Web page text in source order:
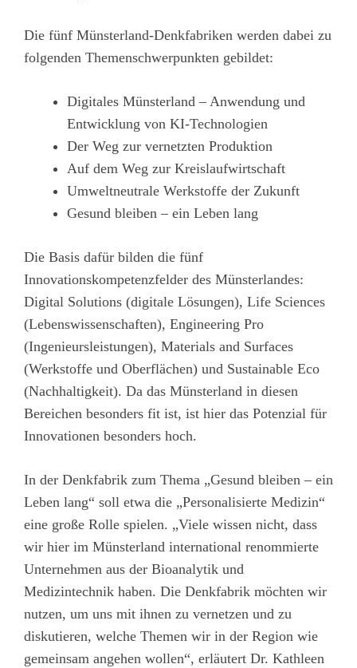
Die fünf Münsterland-Denkfabriken werden dabei zu
folgenden Themenschwerpunkten gebildet:
Digitales Münsterland – Anwendung und
Entwicklung von KI-Technologien
Der Weg zur vernetzten Produktion
Auf dem Weg zur Kreislaufwirtschaft
Umweltneutrale Werkstoffe der Zukunft
Gesund bleiben – ein Leben lang
Die Basis dafür bilden die fünf
Innovationskompetenzfelder des Münsterlandes:
Digital Solutions (digitale Lösungen), Life Sciences
(Lebenswissenschaften), Engineering Pro
(Ingenieursleistungen), Materials and Surfaces
(Werkstoffe und Oberflächen) und Sustainable Eco
(Nachhaltigkeit). Da das Münsterland in diesen
Bereichen besonders fit ist, ist hier das Potenzial für
Innovationen besonders hoch.
In der Denkfabrik zum Thema „Gesund bleiben – ein
Leben lang“ soll etwa die „Personalisierte Medizin“
eine große Rolle spielen. „Viele wissen nicht, dass
wir hier im Münsterland international renommierte
Unternehmen aus der Bioanalytik und
Medizintechnik haben. Die Denkfabrik möchten wir
nutzen, um uns mit ihnen zu vernetzen und zu
diskutieren, welche Themen wir in der Region wie
gemeinsam angehen wollen“, erläutert Dr. Kathleen